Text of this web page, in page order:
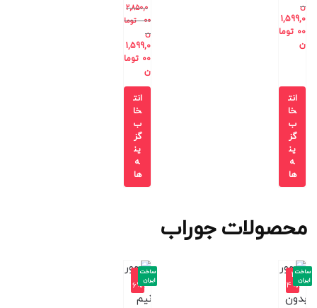
ن
1,599,0
00 توما
ن
انت
خا
ب
گز
ین
ه
ها
2,850,0
00
توما
ن
1,599,0
00 توما
ن
انت
خا
ب
گز
ین
ه
ها
محصولات جوراب
-2
4%
ساخت
ایران
-1
6%
ساخت
ایران